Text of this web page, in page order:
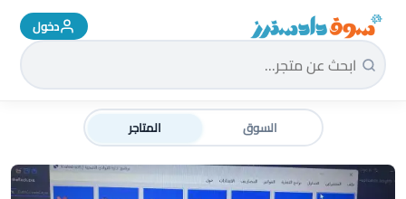
سوق دادسترز الرئيسية دخول
السوق المتاجر